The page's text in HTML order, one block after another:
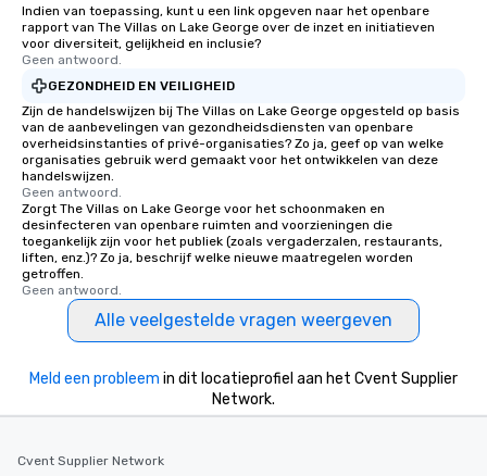
Indien van toepassing, kunt u een link opgeven naar het openbare
rapport van The Villas on Lake George over de inzet en initiatieven
voor diversiteit, gelijkheid en inclusie?
Geen antwoord.
GEZONDHEID EN VEILIGHEID
Zijn de handelswijzen bij The Villas on Lake George opgesteld op basis
van de aanbevelingen van gezondheidsdiensten van openbare
overheidsinstanties of privé-organisaties? Zo ja, geef op van welke
organisaties gebruik werd gemaakt voor het ontwikkelen van deze
handelswijzen.
Geen antwoord.
Zorgt The Villas on Lake George voor het schoonmaken en
desinfecteren van openbare ruimten and voorzieningen die
toegankelijk zijn voor het publiek (zoals vergaderzalen, restaurants,
liften, enz.)? Zo ja, beschrijf welke nieuwe maatregelen worden
getroffen.
Geen antwoord.
Alle veelgestelde vragen weergeven
Meld een probleem in dit locatieprofiel aan het Cvent Supplier
Network.
Cvent Supplier Network